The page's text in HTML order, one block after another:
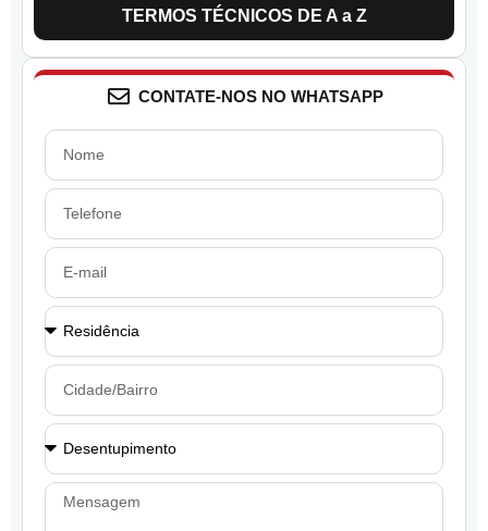
TERMOS TÉCNICOS DE A a Z
CONTATE-NOS NO WHATSAPP